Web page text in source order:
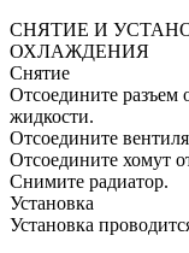
СНЯТИЕ И
ОХЛАЖДЕНИЯ
Снятие
Отсоедините разъем
жидкости.
Отсоедините
Отсоедините хомут
Снимите радиатор.
Установка
Установка